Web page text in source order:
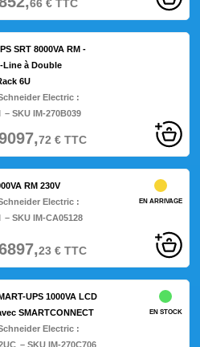
66€TTC
SRT 8000VA RM -
Line à Double
6U
Electric :
– SKU IM-270B039
72 €TTC
RM 230V
Electric :
– SKU IM-CA05128
EN ARRIVAGE
23€TTC
UPS 1000VA LCD
SMARTCONNECT
Electric :
– SKU IM-270C706
EN STOCK